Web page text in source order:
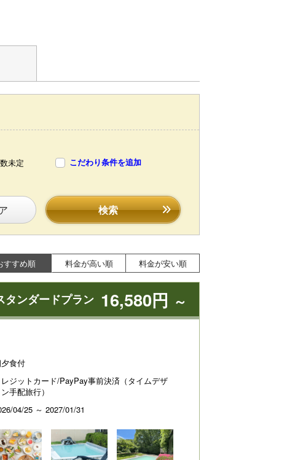
未定
こだわり条件を追加
検索
すすめ順 料金が高い順 料金が安い順
タンダードプラン 16,580円 ～
食付
ジットカード/PayPay事前決済（タイムデザ
手配旅行）
04/25 ～ 2027/01/31